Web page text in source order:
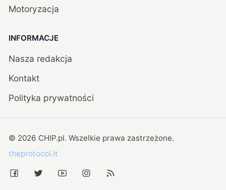
Motoryzacja
INFORMACJE
Nasza redakcja
Kontakt
Polityka prywatności
© 2026 CHIP.pl. Wszelkie prawa zastrzeżone.
theprotocol.it